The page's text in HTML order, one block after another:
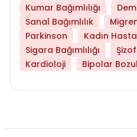
Kumar Bağımlılığı
Sanal Bağımlılık
Parkinson
Kadın
Sigara Bağımlılığı
Kardioloji
Bipolar